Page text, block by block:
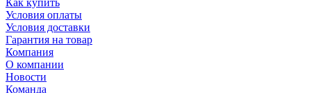
Как купить
Условия оплаты
Условия доставки
Гарантия на товар
Компания
О компании
Новости
Команда